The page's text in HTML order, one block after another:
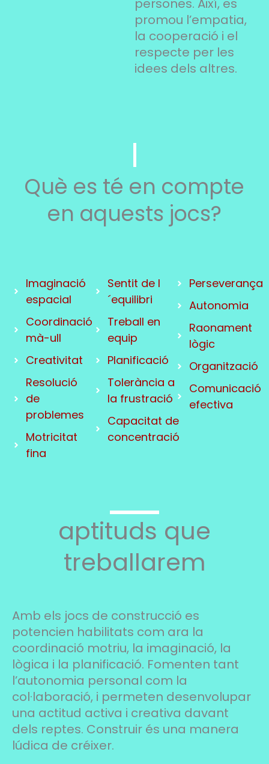
persones. Així, es
promou l’empatia,
la cooperació i el
respecte per les
idees dels altres.
Què es té en compte
en aquests jocs?
Imaginació
espacial
Coordinació
mà-ull
Creativitat
Resolució
de
problemes
Motricitat
fina
Sentit de l
´equilibri
Treball en
equip
Planificació
Tolerància a
la frustració
Capacitat de
concentració
Perseverança
Autonomia
Raonament
lògic
Organització
Comunicació
efectiva
aptituds que
treballarem
Amb els jocs de construcció es
potencien habilitats com ara la
coordinació motriu, la imaginació, la
lògica i la planificació. Fomenten tant
l’autonomia personal com la
col·laboració, i permeten desenvolupar
una actitud activa i creativa davant
dels reptes. Construir és una manera
lúdica de créixer.